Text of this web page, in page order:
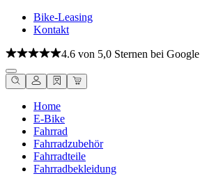
Bike-Leasing
Kontakt
4.6 von 5,0 Sternen bei Google
Home
E-Bike
Fahrrad
Fahrradzubehör
Fahrradteile
Fahrradbekleidung